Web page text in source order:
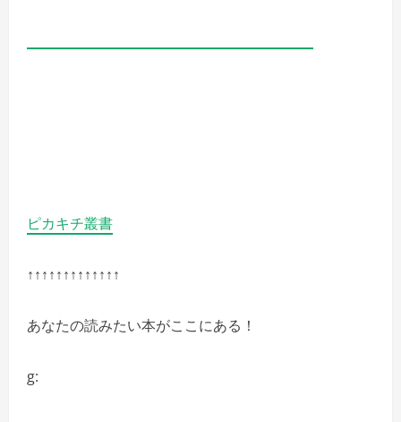
ピカキチ叢書
↑↑↑↑↑↑↑↑↑↑↑↑↑
あなたの読みたい本がここにある！
g: